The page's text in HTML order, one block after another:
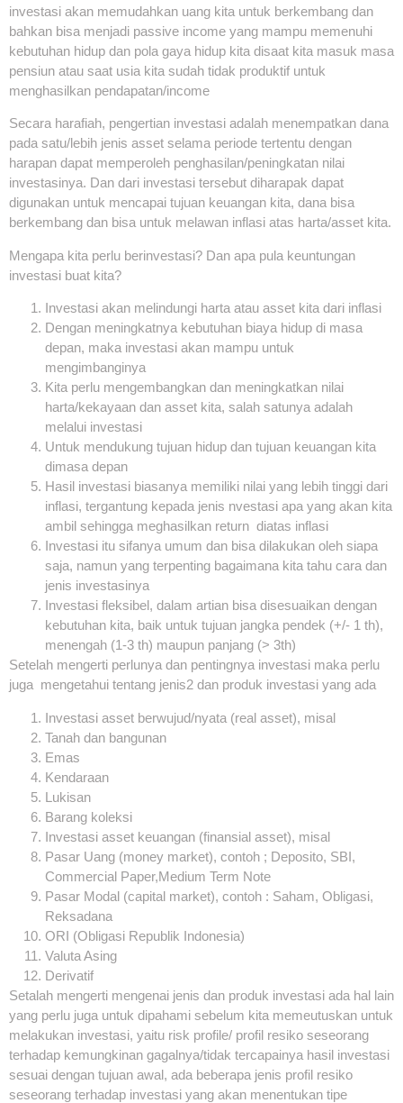
investasi akan memudahkan uang kita untuk berkembang dan
bahkan bisa menjadi passive income yang mampu memenuhi
kebutuhan hidup dan pola gaya hidup kita disaat kita masuk masa
pensiun atau saat usia kita sudah tidak produktif untuk
menghasilkan pendapatan/income
Secara harafiah, pengertian investasi adalah menempatkan dana
pada satu/lebih jenis asset selama periode tertentu dengan
harapan dapat memperoleh penghasilan/peningkatan nilai
investasinya. Dan dari investasi tersebut diharapak dapat
digunakan untuk mencapai tujuan keuangan kita, dana bisa
berkembang dan bisa untuk melawan inflasi atas harta/asset kita.
Mengapa kita perlu berinvestasi? Dan apa pula keuntungan
investasi buat kita?
Investasi akan melindungi harta atau asset kita dari inflasi
Dengan meningkatnya kebutuhan biaya hidup di masa
depan, maka investasi akan mampu untuk
mengimbanginya
Kita perlu mengembangkan dan meningkatkan nilai
harta/kekayaan dan asset kita, salah satunya adalah
melalui investasi
Untuk mendukung tujuan hidup dan tujuan keuangan kita
dimasa depan
Hasil investasi biasanya memiliki nilai yang lebih tinggi dari
inflasi, tergantung kepada jenis nvestasi apa yang akan kita
ambil sehingga meghasilkan return diatas inflasi
Investasi itu sifanya umum dan bisa dilakukan oleh siapa
saja, namun yang terpenting bagaimana kita tahu cara dan
jenis investasinya
Investasi fleksibel, dalam artian bisa disesuaikan dengan
kebutuhan kita, baik untuk tujuan jangka pendek (+/- 1 th),
menengah (1-3 th) maupun panjang (> 3th)
Setelah mengerti perlunya dan pentingnya investasi maka perlu
juga mengetahui tentang jenis2 dan produk investasi yang ada
Investasi asset berwujud/nyata (real asset), misal
Tanah dan bangunan
Emas
Kendaraan
Lukisan
Barang koleksi
Investasi asset keuangan (finansial asset), misal
Pasar Uang (money market), contoh ; Deposito, SBI,
Commercial Paper,Medium Term Note
Pasar Modal (capital market), contoh : Saham, Obligasi,
Reksadana
ORI (Obligasi Republik Indonesia)
Valuta Asing
Derivatif
Setalah mengerti mengenai jenis dan produk investasi ada hal lain
yang perlu juga untuk dipahami sebelum kita memeutuskan untuk
melakukan investasi, yaitu risk profile/ profil resiko seseorang
terhadap kemungkinan gagalnya/tidak tercapainya hasil investasi
sesuai dengan tujuan awal, ada beberapa jenis profil resiko
seseorang terhadap investasi yang akan menentukan tipe